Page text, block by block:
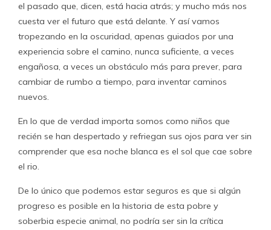
el pasado que, dicen, está hacia atrás; y mucho más nos
cuesta ver el futuro que está delante. Y así vamos
tropezando en la oscuridad, apenas guiados por una
experiencia sobre el camino, nunca suficiente, a veces
engañosa, a veces un obstáculo más para prever, para
cambiar de rumbo a tiempo, para inventar caminos
nuevos.
En lo que de verdad importa somos como niños que
recién se han despertado y refriegan sus ojos para ver sin
comprender que esa noche blanca es el sol que cae sobre
el rio.
De lo único que podemos estar seguros es que si algún
progreso es posible en la historia de esta pobre y
soberbia especie animal, no podría ser sin la crítica